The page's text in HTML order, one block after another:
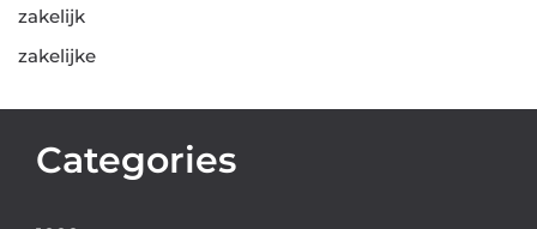
zakelijk
zakelijke
Categories